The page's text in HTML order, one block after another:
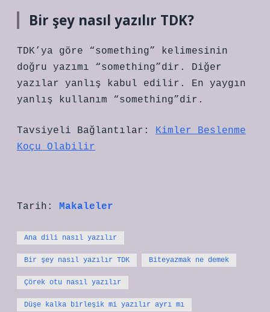
Bir şey nasıl yazılır TDK?
TDK’ya göre “something” kelimesinin
doğru yazımı “something”dir. Diğer
yazılar yanlış kabul edilir. En yaygın
yanlış kullanım “something”dir.
Tavsiyeli Bağlantılar: Kimler Beslenme
Koçu Olabilir
Tarih: Makaleler
Ana dili nasıl yazılır
Bir şey nasıl yazılır TDK Biteyazmak ne demek
Çörek otu nasıl yazılır
Düşe kalka birleşik mi yazılır ayrı mı